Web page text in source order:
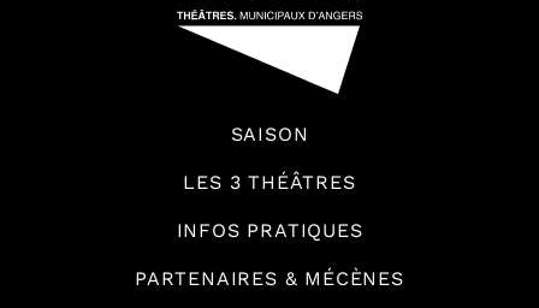
SAISON
LES 3 THÉÂTRES
INFOS PRATIQUES
PARTENAIRES & MÉCÈNES